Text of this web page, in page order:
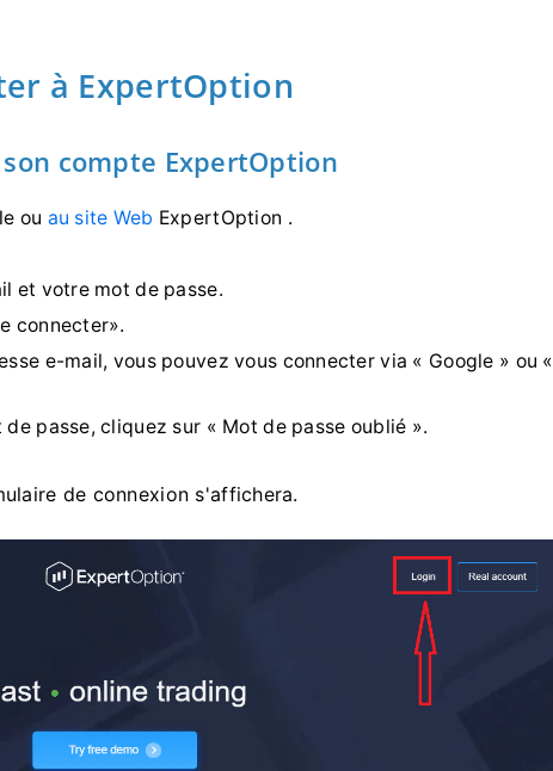
à ExpertOption
compte ExpertOption
ou au site Web ExpertOption .
et votre mot de passe.
connecter».
e-mail, vous pouvez vous connecter via « Google » ou «
passe, cliquez sur « Mot de passe oublié ».
de connexion s'affichera.